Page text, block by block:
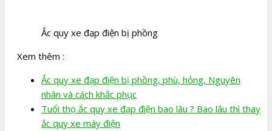
Ắc quy xe đạp điện bị phồng
Xem thêm :
Ắc quy xe đạp điện bị phồng, phù, hỏng, Nguyên
nhân và cách khắc phục
Tuổi thọ ắc quy xe đạp điện bao lâu ? Bao lâu thì thay
ắc quy xe máy điện